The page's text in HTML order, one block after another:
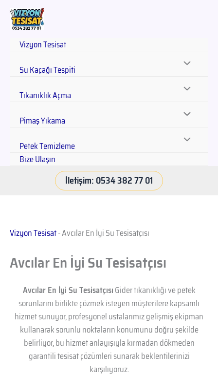
Vizyon Tesisat
Su Kaçağı Tespiti
Tıkanıklık Açma
Pimaş Yıkama
Petek Temizleme
Bize Ulaşın
İletişim: 0534 382 77 01
Vizyon Tesisat-Avcılar En İyi Su Tesisatçısı
Avcılar En İyi Su Tesisatçısı
Avcılar En İyi Su TesisatçısıGider tıkanıklığı ve petek
sorunlarını birlikte çözmek isteyen müşterilere kapsamlı
hizmet sunuyor, profesyonel ustalarımız gelişmiş ekipman
kullanarak sorunlu noktaların konumunu doğru şekilde
belirliyor, bu hizmet anlayışıyla kırmadan dökmeden
garantili tesisat çözümleri sunarak beklentilerinizi
karşılıyoruz.